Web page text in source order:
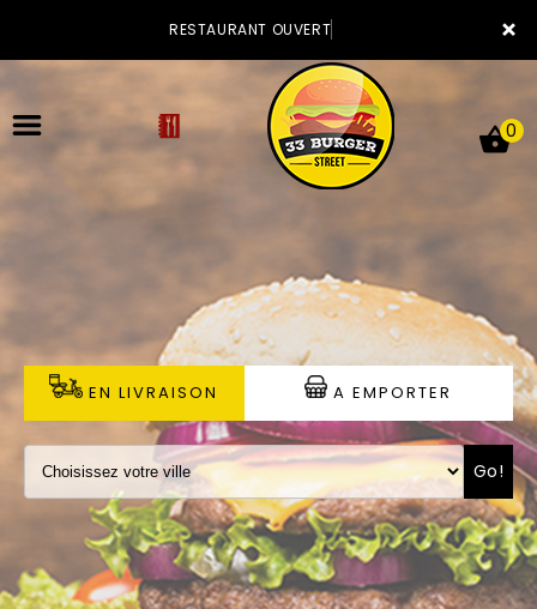
×
RESTAURANT OUVERT
LA CARTE
VOTRE COMPTE
NOTRE RESTAURANT
VOS AVIS
MENTIONS LÉGALES
C.G.V
0
EN LIVRAISON A EMPORTER
Go!